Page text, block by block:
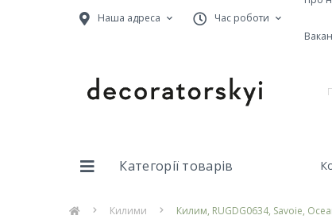
Наша адреса Час роботи
Категорії товарів
Килими Килим, RUGDG0634, Savoie,